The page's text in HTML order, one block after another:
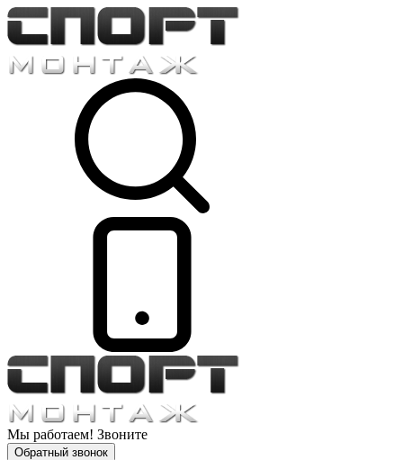
Мы работаем! Звоните
Обратный звонок